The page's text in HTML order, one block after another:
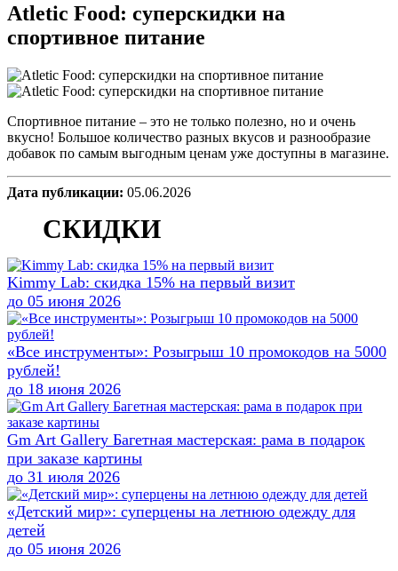
Atletic Food: суперскидки на
спортивное питание
Спортивное питание – это не только полезно, но и очень
вкусно! Большое количество разных вкусов и разнообразие
добавок по самым выгодным ценам уже доступны в магазине.
Дата публикации: 05.06.2026
СКИДКИ
Kimmy Lab: скидка 15% на первый визит
до 05 июня 2026
«Все инструменты»: Розыгрыш 10 промокодов на 5000
рублей!
до 18 июня 2026
Gm Art Gallery Багетная мастерская: рама в подарок
при заказе картины
до 31 июля 2026
«Детский мир»: суперцены на летнюю одежду для
детей
до 05 июня 2026